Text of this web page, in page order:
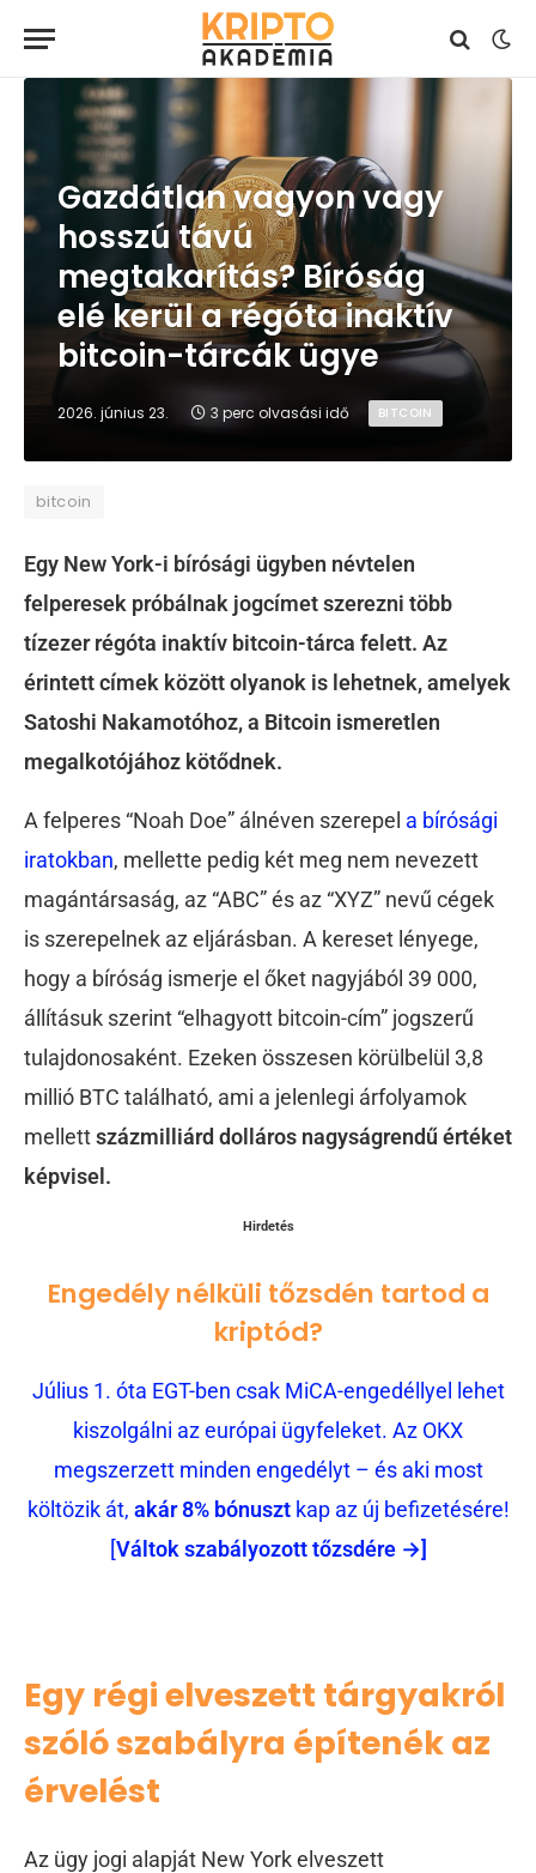
Gazdátlan vagyon vagy
hosszú távú
megtakarítás? Bíróság
elé kerül a régóta inaktív
bitcoin-tárcák ügye
2026. június 23. 3 perc olvasási idő BITCOIN
bitcoin
Egy New York-i bírósági ügyben névtelen
felperesek próbálnak jogcímet szerezni több
tízezer régóta inaktív bitcoin-tárca felett. Az
érintett címek között olyanok is lehetnek, amelyek
Satoshi Nakamotóhoz, a Bitcoin ismeretlen
megalkotójához kötődnek.
A felperes “Noah Doe” álnéven szerepel a bírósági
iratokban, mellette pedig két meg nem nevezett
magántársaság, az “ABC” és az “XYZ” nevű cégek
is szerepelnek az eljárásban. A kereset lényege,
hogy a bíróság ismerje el őket nagyjából 39 000,
állításuk szerint “elhagyott bitcoin-cím” jogszerű
tulajdonosaként. Ezeken összesen körülbelül 3,8
millió BTC található, ami a jelenlegi árfolyamok
mellettszázmilliárd dolláros nagyságrendű értéket
képvisel.
Hirdetés
Engedély nélküli tőzsdén tartod a
kriptód?
Július 1. óta EGT-ben csak MiCA-engedéllyel lehet
kiszolgálni az európai ügyfeleket. Az OKX
megszerzett minden engedélyt – és aki most
költözik át, akár 8% bónusztkap az új befizetésére!
[Váltok szabályozott tőzsdére →]
Egy régi elveszett tárgyakról
szóló szabályra építenék az
érvelést
Az ügy jogi alapját New York elveszett